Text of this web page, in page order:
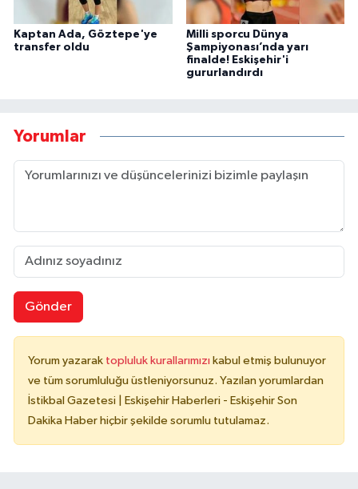
Kaptan Ada, Göztepe'ye
transfer oldu
Milli sporcu Dünya
Şampiyonası’nda yarı
finalde! Eskişehir'i
gururlandırdı
Yorumlar
Gönder
Yorum yazarak topluluk kurallarımızı kabul etmiş bulunuyor
ve tüm sorumluluğu üstleniyorsunuz. Yazılan yorumlardan
İstikbal Gazetesi | Eskişehir Haberleri - Eskişehir Son
Dakika Haber hiçbir şekilde sorumlu tutulamaz.